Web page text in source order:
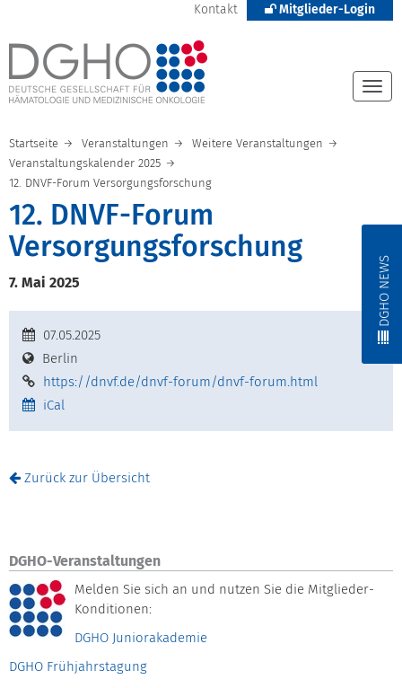
Kontakt Mitglieder-Login
DGHO NEWS
Startseite Veranstaltungen
Weitere Veranstaltungen
Veranstaltungskalender 2025
12. DNVF-Forum Versorgungsforschung
12. DNVF-Forum
Versorgungsforschung
7. Mai 2025
07.05.2025
Berlin
https://dnvf.de/dnvf-forum/dnvf-forum.html
iCal
Zurück zur Übersicht
DGHO-Veranstaltungen
Melden Sie sich an und nutzen Sie die Mitglieder-
Konditionen:
DGHO Juniorakademie
DGHO Frühjahrstagung